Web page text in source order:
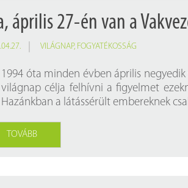
április 27-én van a
VILÁGNAP, FOGYATÉKOSSÁG
1994 óta minden évben április negyedik
világnap célja felhívni a figyelmet
Hazánkban a látássérült embereknek
TOVÁBB